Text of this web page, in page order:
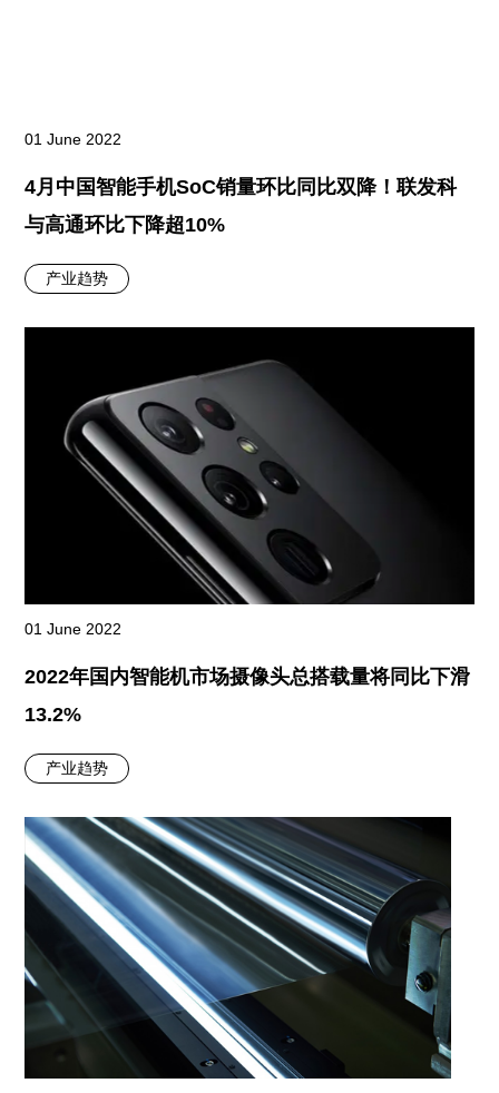
01 June 2022
4月中国智能手机SoC销量环比同比双降！联发科
与高通环比下降超10%
产业趋势
01 June 2022
2022年国内智能机市场摄像头总搭载量将同比下滑
13.2%
产业趋势